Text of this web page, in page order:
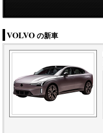
VOLVO の新車